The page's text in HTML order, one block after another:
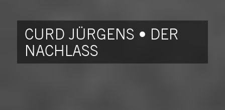
CURD JÜRGENS • DER
NACHLASS